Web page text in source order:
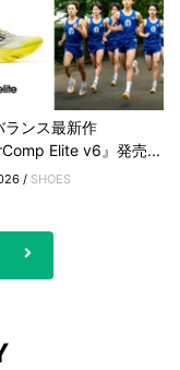
ランス最新作
Elite v6』発売...
/ SHOES